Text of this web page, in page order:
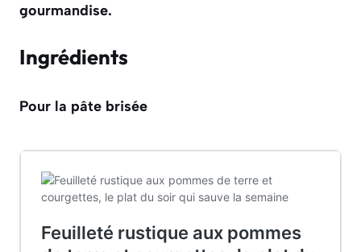
gourmandise.
Ingrédients
Pour la pâte brisée